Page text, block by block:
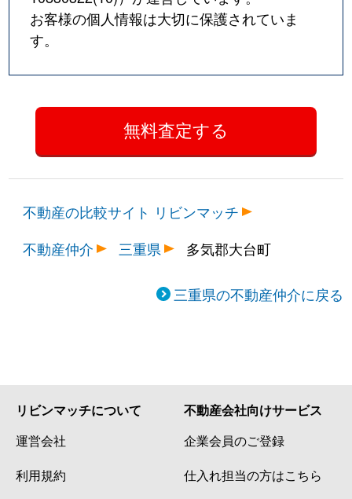
お客様の個人情報は大切に保護されていま
す。
不動産の比較サイト リビンマッチ
不動産仲介
三重県 多気郡大台町
三重県の不動産仲介に戻る
リビンマッチについて
運営会社
利用規約
不動産会社向けサービス
企業会員のご登録
仕入れ担当の方はこちら